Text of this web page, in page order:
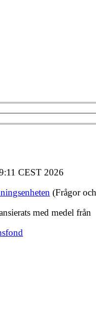
CEST 2026
(Frågor
med medel från